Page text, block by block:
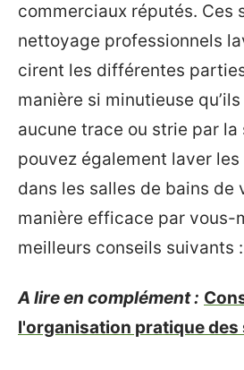
commerciaux réputés. Ces
nettoyage professionnels
cirent les différentes
manière si minutieuse
aucune trace ou strie par la
pouvez également laver
dans les salles de bains de
manière efficace par vous-
meilleurs conseils suivants :
A lire en complément :
l'organisation pratique des